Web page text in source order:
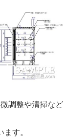
調整や清掃など
す。